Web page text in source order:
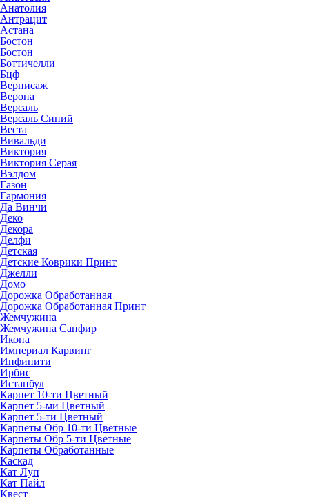
Анатолия
Антрацит
Астана
Бостон
Бостон
Боттичелли
Бцф
Вернисаж
Верона
Версаль
Версаль Синий
Веста
Вивальди
Виктория
Виктория Серая
Вэлдом
Газон
Гармония
Да Винчи
Деко
Декора
Делфи
Детская
Детские Коврики Принт
Джелли
Домо
Дорожка Обработанная
Дорожка Обработанная Принт
Жемчужина
Жемчужина Сапфир
Икона
Империал Карвинг
Инфинити
Ирбис
Истанбул
Карпет 10-ти Цветный
Карпет 5-ми Цветный
Карпет 5-ти Цветный
Карпеты Обр 10-ти Цветные
Карпеты Обр 5-ти Цветные
Карпеты Обработанные
Каскад
Кат Луп
Кат Пайл
Квест